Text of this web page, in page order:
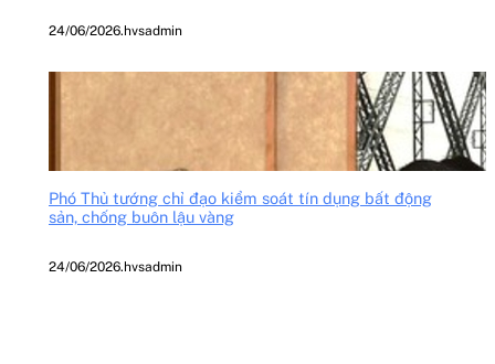
24/06/2026. hvsadmin
Phó Thủ tướng chỉ đạo kiểm soát tín dụng bất động
sản, chống buôn lậu vàng
24/06/2026. hvsadmin